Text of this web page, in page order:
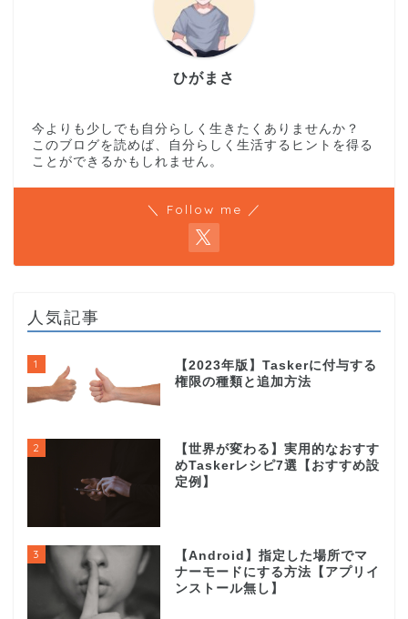
ひがまさ
今よりも少しでも自分らしく生きたくありませんか？
このブログを読めば、自分らしく生活するヒントを得る
ことができるかもしれません。
＼ Follow me ／
人気記事
1
【2023年版】Taskerに付与する
権限の種類と追加方法
2
【世界が変わる】実用的なおすす
めTaskerレシピ7選【おすすめ設
定例】
3
【Android】指定した場所でマ
ナーモードにする方法【アプリイ
ンストール無し】